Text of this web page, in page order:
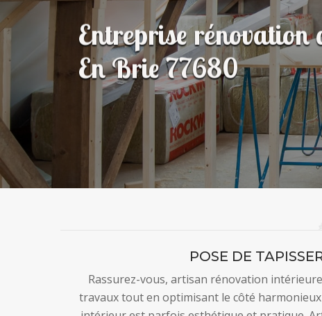
Entreprise rénovation
En Brie 77680
POSE DE
Rassurez-vous, artisan rénovation
travaux tout en optimisant le côté